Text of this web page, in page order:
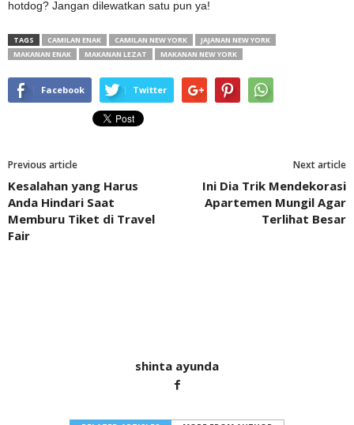
hotdog? Jangan dilewatkan satu pun ya!
TAGS CAMILAN ENAK CAMILAN NEW YORK
JAJANAN NEW YORK
MAKANAN ENAK
MAKANAN LEZAT MAKANAN NEW YORK
Facebook Twitter
Previous article
Kesalahan yang Harus
Anda Hindari Saat
Memburu Tiket di Travel
Fair
Next article
Ini Dia Trik Mendekorasi
Apartemen Mungil Agar
Terlihat Besar
shinta ayunda